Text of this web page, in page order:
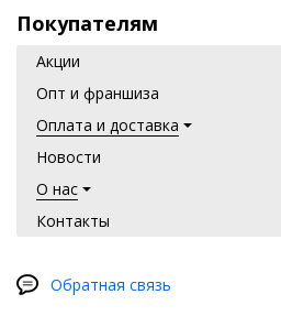
Покупателям
Акции
Опт и франшиза
Оплата и доставка
Новости
О нас
Контакты
Обратная связь